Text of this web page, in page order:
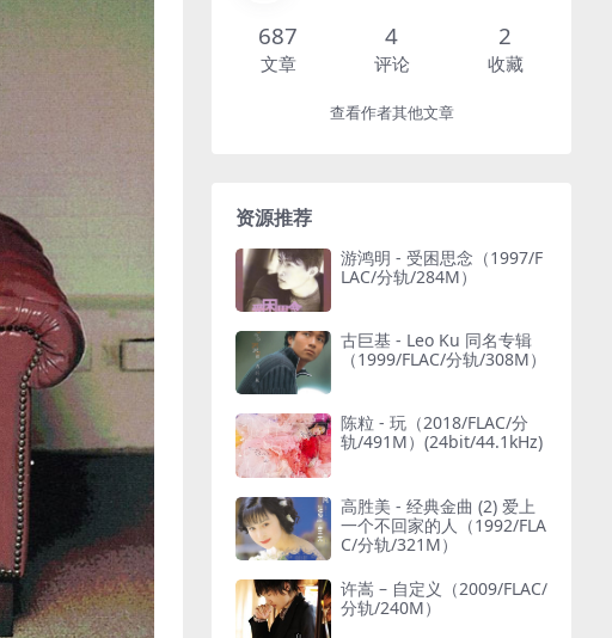
687
文章
4
评论
2
收藏
查看作者其他文章
资源推荐
游鸿明 - 受困思念（1997/F
LAC/分轨/284M）
古巨基 - Leo Ku 同名专辑
（1999/FLAC/分轨/308M）
陈粒 - 玩（2018/FLAC/分
轨/491M）(24bit/44.1kHz)
高胜美 - 经典金曲 (2) 爱上
一个不回家的人（1992/FLA
C/分轨/321M）
许嵩 – 自定义（2009/FLAC/
分轨/240M）